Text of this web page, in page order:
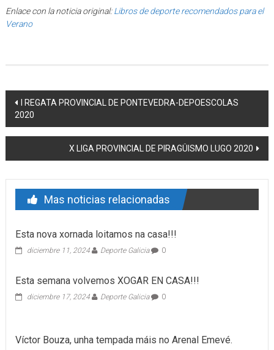
Enlace con la noticia original:Libros de deporte recomendados para el
Verano
Post navigation
I REGATA PROVINCIAL DE PONTEVEDRA-DEPOESCOLAS
2020
X LIGA PROVINCIAL DE PIRAGÜISMO LUGO 2020
Mas noticias relacionadas
Esta nova xornada loitamos na casa!!!
diciembre 11, 2024 Deporte Galicia 0
Esta semana volvemos XOGAR EN CASA!!!
diciembre 17, 2024 Deporte Galicia 0
Víctor Bouza, unha tempada máis no Arenal Emevé.